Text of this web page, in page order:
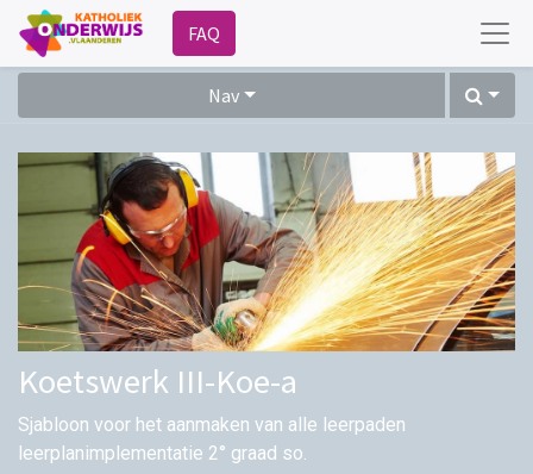
FAQ
Nav
Koetswerk III-Koe-a
Sjabloon voor het aanmaken van alle leerpaden
leerplanimplementatie 2° graad so.